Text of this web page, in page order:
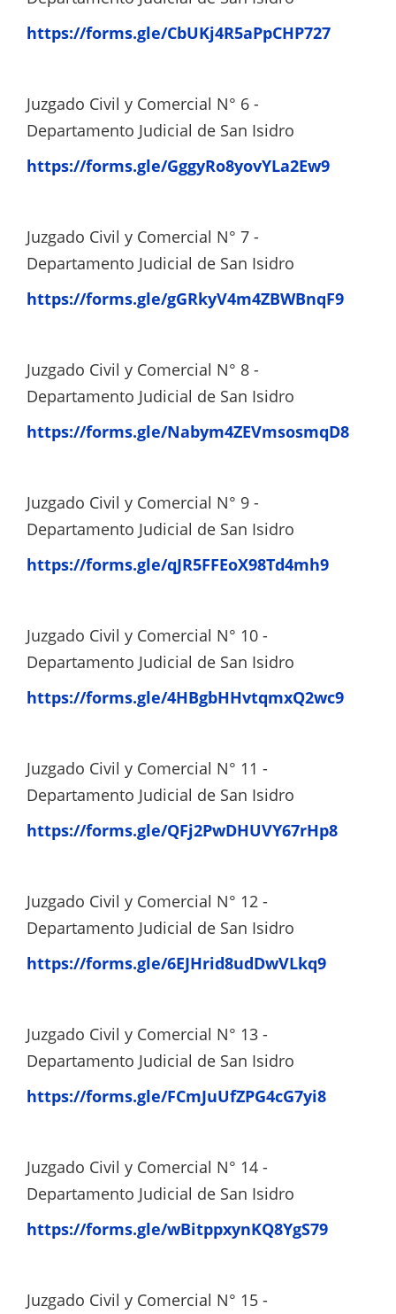
https://forms.gle/CbUKj4R5aPpCHP727
Juzgado Civil y Comercial N° 6 -
Departamento Judicial de San Isidro
https://forms.gle/GggyRo8yovYLa2Ew9
Juzgado Civil y Comercial N° 7 -
Departamento Judicial de San Isidro
https://forms.gle/gGRkyV4m4ZBWBnqF9
Juzgado Civil y Comercial N° 8 -
Departamento Judicial de San Isidro
https://forms.gle/Nabym4ZEVmsosmqD8
Juzgado Civil y Comercial N° 9 -
Departamento Judicial de San Isidro
https://forms.gle/qJR5FFEoX98Td4mh9
Juzgado Civil y Comercial N° 10 -
Departamento Judicial de San Isidro
https://forms.gle/4HBgbHHvtqmxQ2wc9
Juzgado Civil y Comercial N° 11 -
Departamento Judicial de San Isidro
https://forms.gle/QFj2PwDHUVY67rHp8
Juzgado Civil y Comercial N° 12 -
Departamento Judicial de San Isidro
https://forms.gle/6EJHrid8udDwVLkq9
Juzgado Civil y Comercial N° 13 -
Departamento Judicial de San Isidro
https://forms.gle/FCmJuUfZPG4cG7yi8
Juzgado Civil y Comercial N° 14 -
Departamento Judicial de San Isidro
https://forms.gle/wBitppxynKQ8YgS79
Juzgado Civil y Comercial N° 15 -